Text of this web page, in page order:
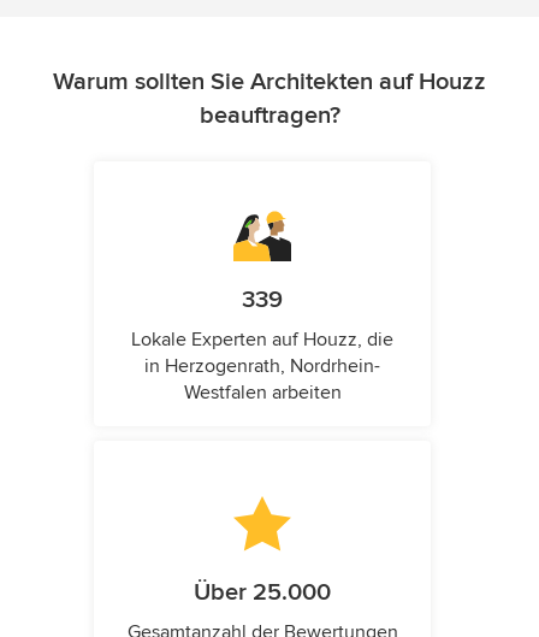
Warum sollten Sie Architekten auf Houzz
beauftragen?
339
Lokale Experten auf Houzz, die
in Herzogenrath, Nordrhein-
Westfalen arbeiten
Über 25.000
Gesamtanzahl der Bewertungen